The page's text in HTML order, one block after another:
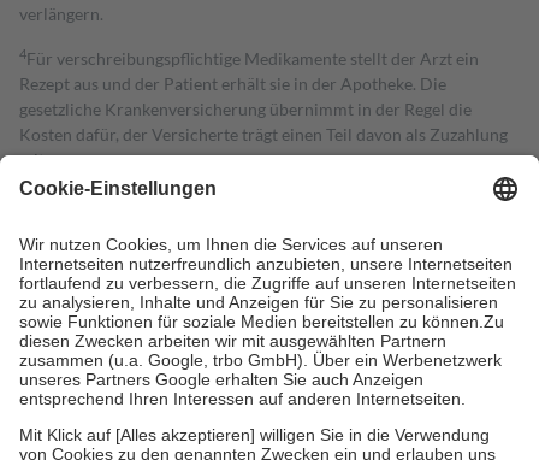
verlängern.
4Für verschreibungspflichtige Medikamente stellt der Arzt ein
Rezept aus und der Patient erhält sie in der Apotheke. Die
gesetzliche Krankenversicherung übernimmt in der Regel die
Kosten dafür, der Versicherte trägt einen Teil davon als Zuzahlung
mit.
Grundsätzlich leisten Mitglieder Zuzahlungen in Höhe von zehn
höchstens zehn Euro.
Es sind jedoch nie mehr als die tatsächlichen
Kosten der Leistung zu entrichten.
Diese Regeln gelten grundsätzlich auch für Online-Apotheken.
Bei Heilmitteln und häuslicher Krankenpflege beträgt die
Zuzahlung zehn Prozent der Kosten sowie zehn Euro je
Verordnung.
Um das Engagement der Versicherten für ihre eigene Gesundheit zu
stärken und die besondere Stellung der Familie zu unterstützen,
fallenkeine Zuzahlungenan bei: